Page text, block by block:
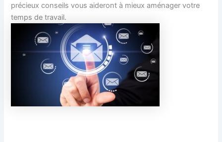
précieux conseils vous aideront à mieux aménager votre
temps de travail.